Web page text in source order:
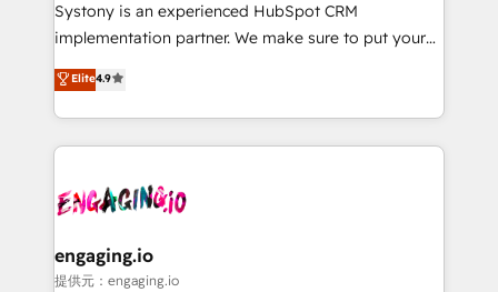
broke. Built for mid-market reality—practical
constraints. By the Numbers 🏆 Top 1% of all
HubSpot partners 🔄 Top 5% globally in client
and sales ops at mid-market companies ready to
move beyond spreadsheets into unified systems
Systony is an experienced HubSpot CRM
implementation partner. We make sure to put your
organization's needs and goals first and think along
with your organization. We are only satisfied once
you are too. Why Systony? - 20+ years of
experience with CRM, Marketing, Sales & Service
Own back-end developers - Complex data
View, SuperOffice) - Custom integrations (e.g. MS
Business Central, Navision, AX, SAP, Exact, AFAS) We
Elite4.9
engaging.io
提供元：engaging.io